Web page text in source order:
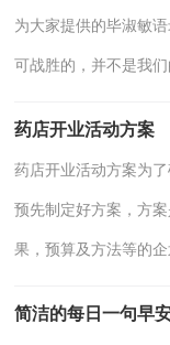
为大家提供的毕淑敏
可战胜的，并不是我
药店开业活动方案
药店开业活动方案为
预先制定好方案，方
果，预算及方法等的
简洁的每日一句早